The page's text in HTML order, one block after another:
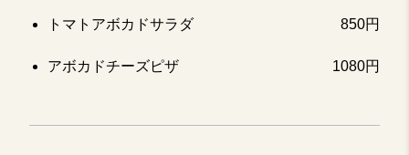
トマトアボカドサラダ 850円
アボカドチーズピザ 1080円